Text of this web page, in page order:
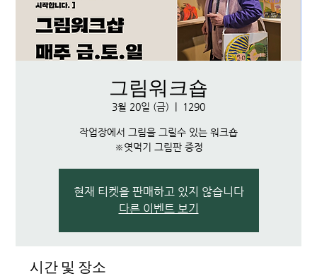
그림워크숍
3월 20일 (금) 1290
작업장에서 그림을 그릴수 있는 워크숍
※엿먹기 그림판 증정
현재 티켓을 판매하고 있지 않습니다
다른 이벤트 보기
시간 및 장소